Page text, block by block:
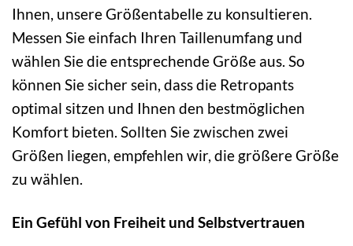
Ihnen, unsere Größentabelle zu konsultieren.
Messen Sie einfach Ihren Taillenumfang und
wählen Sie die entsprechende Größe aus. So
können Sie sicher sein, dass die Retropants
optimal sitzen und Ihnen den bestmöglichen
Komfort bieten. Sollten Sie zwischen zwei
Größen liegen, empfehlen wir, die größere Größe
zu wählen.
Ein Gefühl von Freiheit und Selbstvertrauen